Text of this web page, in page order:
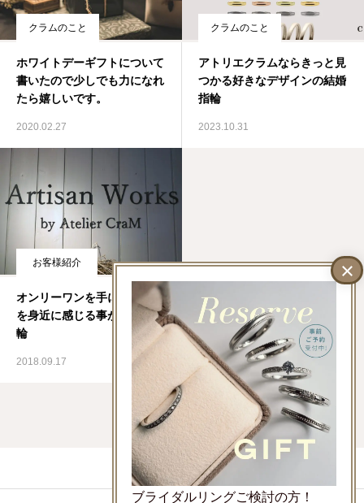
クラムのこと
ホワイトデーギフトについて
書いたので少しでも力になれ
たら嬉しいです。
2020.02.27
クラムのこと
アトリエクラムならきっと見
つかる好きなデザインの結婚
指輪
2023.10.31
お客様紹介
オンリーワンを手にする喜び
を身近に感じる事ができる指
輪
2018.09.17
LINEでお問い合わせ
ブライダルリングご検討の方！